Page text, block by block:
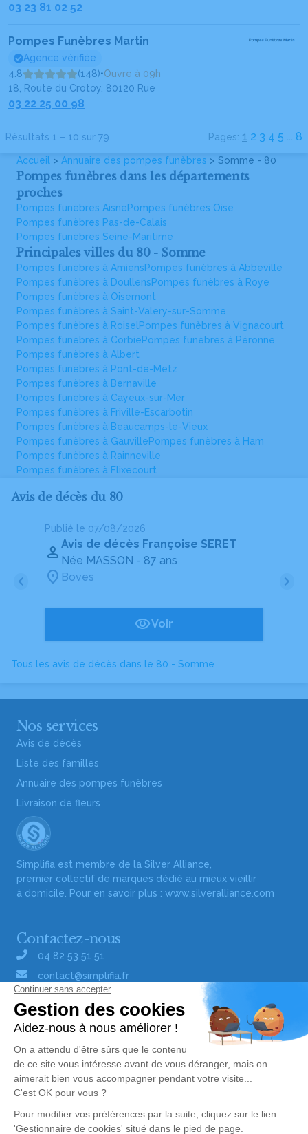
03 23 81 02 52
Pompes Funèbres Martin
Agence vérifiée
4.8
(148)•Ouvre à 09h
18, Route du Crotoy, 80120 Rue
03 22 25 00 98
Résultats 1 – 10 sur 79 Pages: 1 2 3 4 5 ... 8
Accueil > Annuaire des pompes funèbres > Somme - 80
Pompes funèbres dans les départements
proches
Pompes funèbres AisnePompes funèbres Oise
Pompes funèbres Pas-de-Calais
Pompes funèbres Seine-Maritime
Principales villes du 80 - Somme
Pompes funèbres à AmiensPompes funèbres à Abbeville
Pompes funèbres à DoullensPompes funèbres à Roye
Pompes funèbres à Oisemont
Pompes funèbres à Saint-Valery-sur-Somme
Pompes funèbres à Roisel Pompes funèbres à Vignacourt
Pompes funèbres à CorbiePompes funèbres à Péronne
Pompes funèbres à Albert
Pompes funèbres à Pont-de-Metz
Pompes funèbres à Bernaville
Pompes funèbres à Cayeux-sur-Mer
Pompes funèbres à Friville-Escarbotin
Pompes funèbres à Beaucamps-le-Vieux
Pompes funèbres à GauvillePompes funèbres à Ham
Pompes funèbres à Rainneville
Pompes funèbres à Flixecourt
Avis de décès du 80
Publié le 07/08/2026
Avis de décès Françoise SERET
Née MASSON - 87 ans
Boves
Voir
Tous les avis de décès dans le 80 - Somme
Nos services
Avis de décès
Liste des familles
Annuaire des pompes funèbres
Livraison de fleurs
Simplifia est membre de la Silver Alliance,
premier collectif de marques dédié au mieux vieillir
à domicile. Pour en savoir plus : www.silveralliance.com
Contactez-nous
04 82 53 51 51
contact@simplifia.fr
Réseaux sociaux
Liens utiles
Publier un avis de décès
Signaler un abus/une erreur